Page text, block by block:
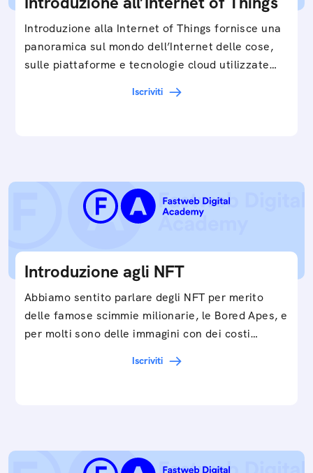
Introduzione alla Internet of Things fornisce una
panoramica sul mondo dell’Internet delle cose,
sulle piattaforme e tecnologie cloud utilizzate
Iscriviti
Introduzione agli NFT
Abbiamo sentito parlare degli NFT per merito
delle famose scimmie milionarie, le Bored Apes, e
per molti sono delle immagini con dei costi…
Iscriviti